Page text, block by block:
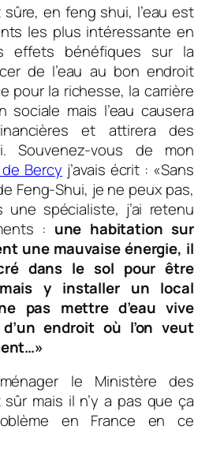
en feng shui, l’eau est
les plus intéressante en
effets bénéfiques sur la
de l’eau au bon endroit
pour la richesse, la carrière
sociale mais l’eau causera
et attirera des
Souvenez-vous de mon
Bercy j’avais écrit : «Sans
Feng-Shui, je ne peux pas,
spécialiste, j’ai retenu
: une habitation sur
une mauvaise énergie, il
dans le sol pour être
y installer un local
pas mettre d’eau vive
endroit où l’on veut
le Ministère des
sûr mais il n’y a pas que ça
en France en ce